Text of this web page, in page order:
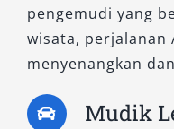
Lakukan
Mobil siap
Proses ini
yang
pengemudi yang
wisata, perjalanan
menyenangkan
Mudik